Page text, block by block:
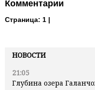
НОВОСТИ
21:05
Глубина озера
Комментарии
Страница: 1 |